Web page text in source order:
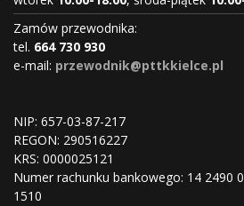
Zamów przewodnika:
tel. 664 730 930
e-mail: przewodnik@pttkkielce.pl
NIP: 657-03-87-217
REGON: 290516227
KRS: 0000025121
Numer rachunku bankowego: 14 2490
1510